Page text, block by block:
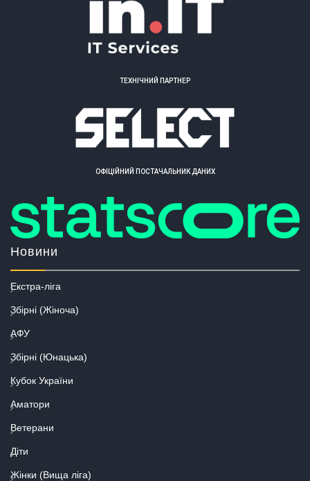
ТЕХНІЧНИЙ ПАРТНЕР
ОФІЦІЙНИЙ ПОСТАЧАЛЬНИК ДАНИХ
Новини
Екстра-ліга
Збірні (Жіноча)
АФУ
Збірні (Юнацька)
Кубок України
Аматори
Ветерани
Діти
Жінки (Вища ліга)